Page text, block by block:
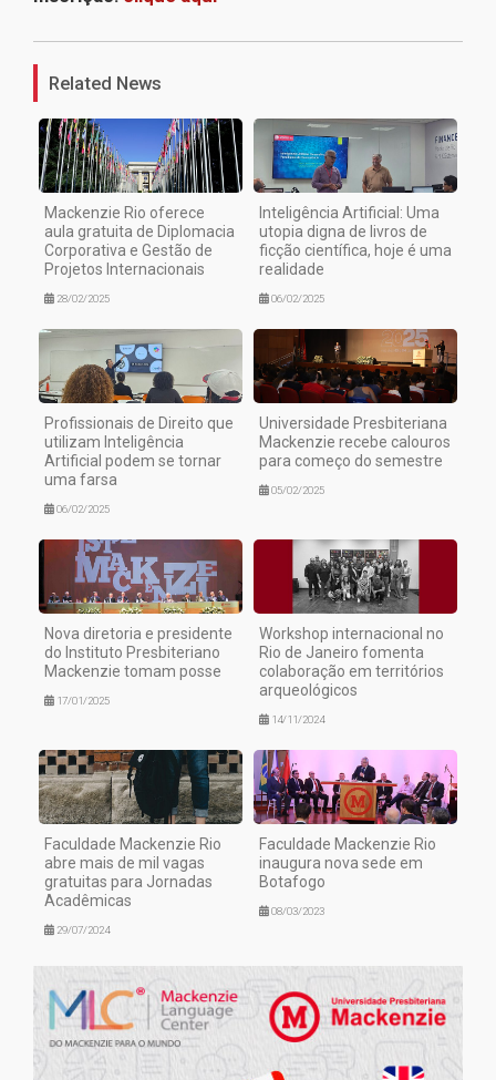
Related News
Mackenzie Rio oferece
aula gratuita de Diplomacia
Corporativa e Gestão de
Projetos Internacionais
28/02/2025
Inteligência Artificial: Uma
utopia digna de livros de
ficção científica, hoje é uma
realidade
06/02/2025
Profissionais de Direito que
utilizam Inteligência
Artificial podem se tornar
uma farsa
06/02/2025
Universidade Presbiteriana
Mackenzie recebe calouros
para começo do semestre
05/02/2025
Nova diretoria e presidente
do Instituto Presbiteriano
Mackenzie tomam posse
17/01/2025
Workshop internacional no
Rio de Janeiro fomenta
colaboração em territórios
arqueológicos
14/11/2024
Faculdade Mackenzie Rio
abre mais de mil vagas
gratuitas para Jornadas
Acadêmicas
29/07/2024
Faculdade Mackenzie Rio
inaugura nova sede em
Botafogo
08/03/2023